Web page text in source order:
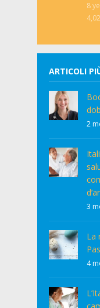
8
ARTICOLI
2
3
La
4